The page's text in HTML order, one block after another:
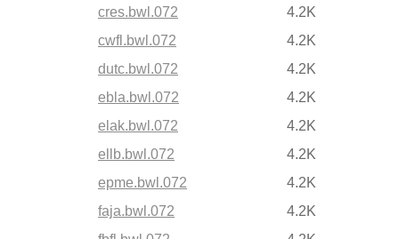
cres.bwl.072
4.2K
cwfl.bwl.072
4.2K
dutc.bwl.072
4.2K
ebla.bwl.072
4.2K
elak.bwl.072
4.2K
ellb.bwl.072
4.2K
epme.bwl.072
4.2K
faja.bwl.072
4.2K